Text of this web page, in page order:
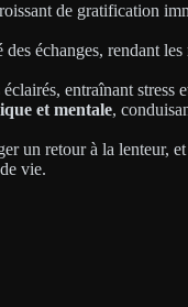
de gratification
échanges, rendant
entraînant stress
et mentale,
un retour à la lenteur, et
vie.